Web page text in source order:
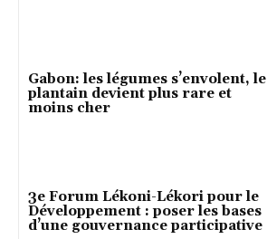
Gabon: les légumes s’envolent, le
plantain devient plus rare et
moins cher
3e Forum Lékoni-Lékori pour le
Développement : poser les bases
d’une gouvernance participative